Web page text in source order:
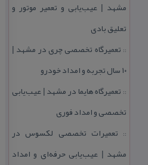
مشهد | عیب‌یابی و تعمیر موتور و
تعلیق بادی
:: تعمیرگاه تخصصی چری در مشهد |
۱۰ سال تجربه و امداد خودرو
:: تعمیرگاه هایما در مشهد | عیب‌یابی
تخصصی و امداد فوری
:: تعمیرات تخصصی لكسوس در
مشهد | عیب‌یابی حرفه‌ای و امداد